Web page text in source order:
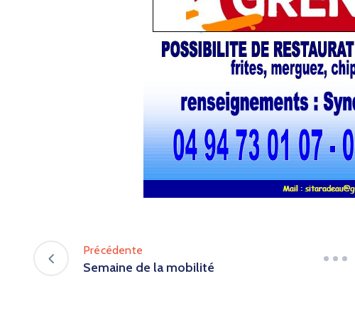
Précédente
Semaine de la mobilité